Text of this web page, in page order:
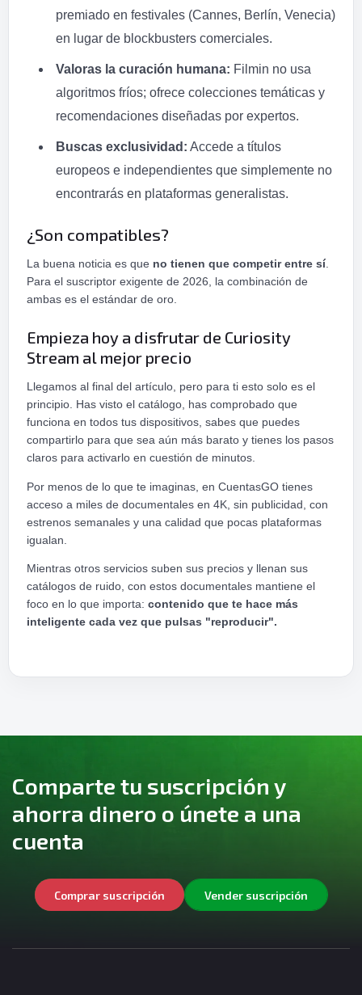
premiado en festivales (Cannes, Berlín, Venecia)
en lugar de blockbusters comerciales.
Valoras la curación humana: Filmin no usa
algoritmos fríos; ofrece colecciones temáticas y
recomendaciones diseñadas por expertos.
Buscas exclusividad: Accede a títulos
europeos e independientes que simplemente no
encontrarás en plataformas generalistas.
¿Son compatibles?
La buena noticia es que no tienen que competir entre sí.
Para el suscriptor exigente de 2026, la combinación de
ambas es el estándar de oro.
Empieza hoy a disfrutar de Curiosity
Stream al mejor precio
Llegamos al final del artículo, pero para ti esto solo es el
principio. Has visto el catálogo, has comprobado que
funciona en todos tus dispositivos, sabes que puedes
compartirlo para que sea aún más barato y tienes los pasos
claros para activarlo en cuestión de minutos.
Por menos de lo que te imaginas, en CuentasGO tienes
acceso a miles de documentales en 4K, sin publicidad, con
estrenos semanales y una calidad que pocas plataformas
igualan.
Mientras otros servicios suben sus precios y llenan sus
catálogos de ruido, con estos documentales mantiene el
foco en lo que importa: contenido que te hace más
inteligente cada vez que pulsas "reproducir".
Comparte tu suscripción y
ahorra dinero o únete a una
cuenta
Comprar suscripción Vender suscripción